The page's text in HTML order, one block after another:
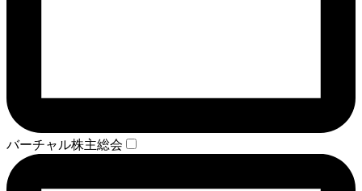
バーチャル株主総会